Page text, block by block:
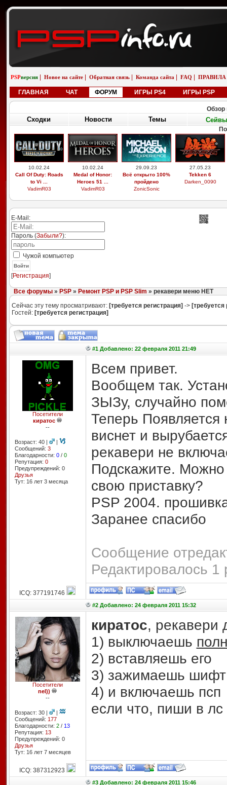
PSPверсия Новое на сайте Обратная связь Команда сайта FAQ ПРАВИЛА
ГЛАВНАЯ ЧАТ ФОРУМ ИГРЫ PS4 ИГРЫ PSP
Обзор
Сходки Новости Темы Сейвы
10.02.24
Call Of Duty: Roads
to Vi ...
VadimR03
10.02.24
Medal of Honor:
Heroes 51 ...
VadimR03
29.09.23
Всё открыто 100%
пройдено
ZonicSonic
27.05.23
Tekken 6
Darken_0090
E-Mail:
Пароль (Забыли?):
Чужой компьютер
Войти
[Регистрация]
Все форумы» PSP» Ремонт PSP и PSP Slim » рекавери меню НЕТ
Сейчас эту тему просматривают: [требуется регистрация] -> [требуется
Гостей: [требуется регистрация]
#1 Добавлено: 22 февраля 2011 21:49
Посетители
киратос
--
Возраст: 40 |
|
Сообщений: 3
Благодарности: 0/ 0
Репутация: 0
Предупреждений: 0
Друзья
Тут: 16 лет 3 месяцa
Всем привет.
Вообщем так.
ЗЫЗу, случайно
Теперь
виснет и
рекавери не
Подскажите. Можно
свою приставку?
PSP 2004.
Заранее спасибо
Сообщение
Редактировалось 1
ICQ: 377191746
#2 Добавлено: 24 февраля 2011 15:32
Посетители
nel))
--
Возраст: 30 |
|
Сообщений: 177
Благодарности: 2/ 13
Репутация: 13
Предупреждений: 0
Друзья
Тут: 16 лет 7 месяцев
киратос, рекавери
1) выключаешь
2) вставляешь его
3) зажимаешь
4) и включаешь псп
если что, пиши в лс
ICQ: 387312923
#3 Добавлено: 24 февраля 2011 15:46